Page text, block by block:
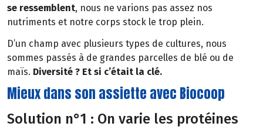
se ressemblent, nous ne varions pas assez nos
nutriments et notre corps stock le trop plein.
D’un champ avec plusieurs types de cultures, nous
sommes passés à de grandes parcelles de blé ou de
maïs. Diversité ? Et si c’était la clé.
Mieux dans son assiette avec Biocoop
Solution n°1 : On varie les protéines